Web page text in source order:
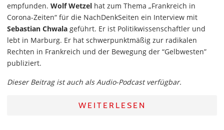
empfunden. Wolf Wetzel hat zum Thema „Frankreich in
Corona-Zeiten“ für die NachDenkSeiten ein Interview mit
Sebastian Chwala geführt. Er ist Politikwissenschaftler und
lebt in Marburg. Er hat schwerpunktmäßig zur radikalen
Rechten in Frankreich und der Bewegung der “Gelbwesten”
publiziert.
Dieser Beitrag ist auch als Audio-Podcast verfügbar.
WEITERLESEN